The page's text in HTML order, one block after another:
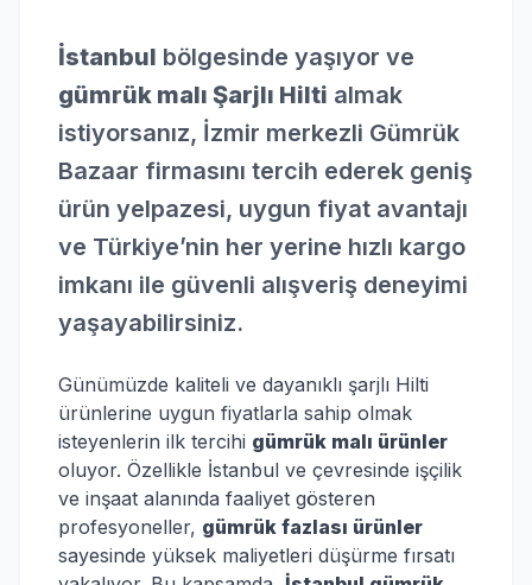
İstanbul bölgesinde yaşıyor ve
gümrük malı Şarjlı Hilti almak
istiyorsanız, İzmir merkezli Gümrük
Bazaar firmasını tercih ederek geniş
ürün yelpazesi, uygun fiyat avantajı
ve Türkiye’nin her yerine hızlı kargo
imkanı ile güvenli alışveriş deneyimi
yaşayabilirsiniz.
Günümüzde kaliteli ve dayanıklı şarjlı Hilti
ürünlerine uygun fiyatlarla sahip olmak
isteyenlerin ilk tercihi gümrük malı ürünler
oluyor. Özellikle İstanbul ve çevresinde işçilik
ve inşaat alanında faaliyet gösteren
profesyoneller, gümrük fazlası ürünler
sayesinde yüksek maliyetleri düşürme fırsatı